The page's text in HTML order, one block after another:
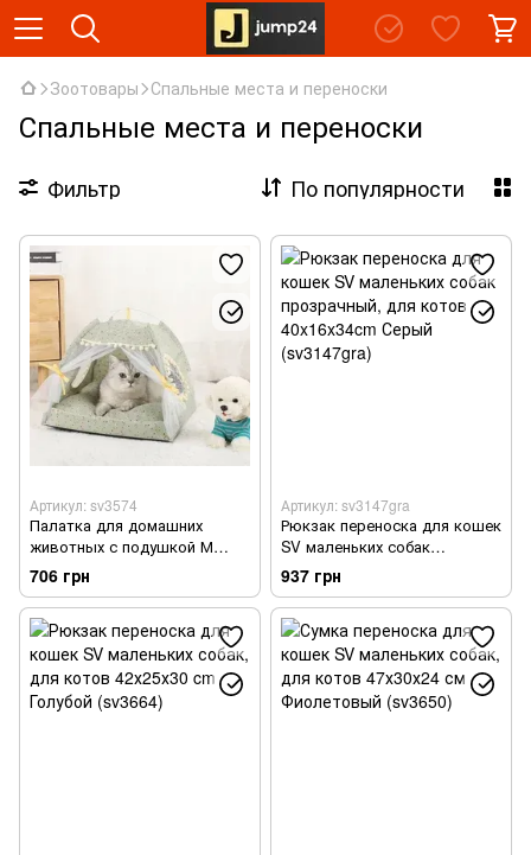
Зоотовары Спальные места и переноски
Спальные места и переноски
Фильтр По популярности
Артикул: sv3574
Палатка для домашних
животных с подушкой М
706 грн
Артикул: sv3147gra
Рюкзак переноска для кошек
SV маленьких собак
прозрачный, для котов
40x16x34cm Серый
(sv3147gra)
937 грн